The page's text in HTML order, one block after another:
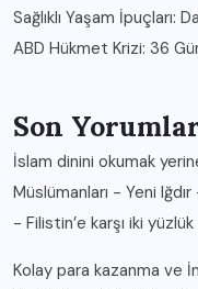
Sağlıklı Yaşam İpuçları:
ABD Hükmet Krizi: 36
Son
İslam dinini okumak
Müslümanları - Yeni Iğdır
- Filistin’e karşı iki
Kolay para kazanma ve